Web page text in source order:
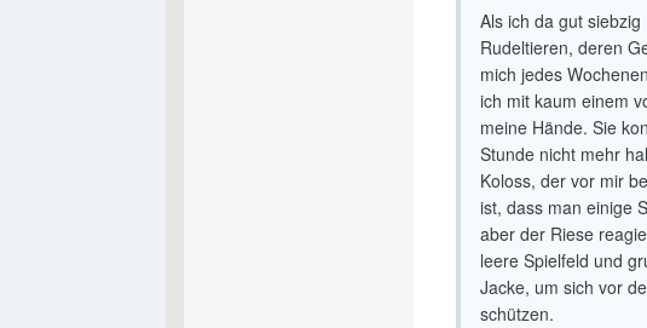
Als ich da gut
Rudeltieren, deren
mich jedes
ich mit kaum einem
meine Hände. Sie
Stunde nicht mehr
Koloss, der vor mir
ist, dass man einige
aber der Riese
leere Spielfeld und
Jacke, um sich vor
schützen.